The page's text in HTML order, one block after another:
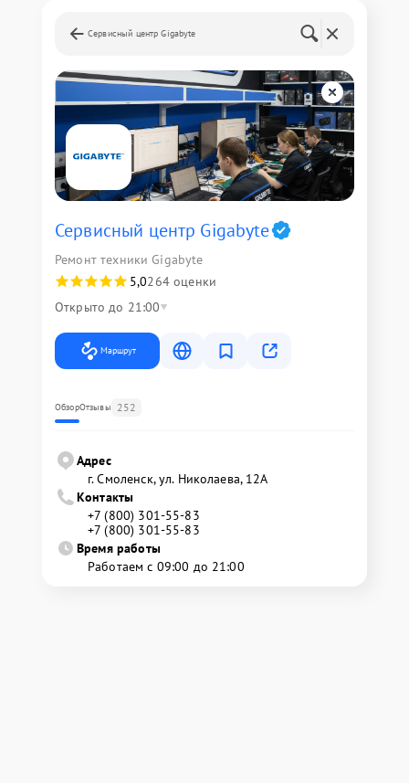
Сервисный центр Gigabyte
Сервисный центр Gigabyte
Ремонт техники Gigabyte
5,0264 оценки
Открыто до 21:00
Маршрут
ОбзорОтзывы 252
Адрес
г. Смоленск, ул. Николаева, 12А
Контакты
+7 (800) 301-55-83
+7 (800) 301-55-83
Время работы
Работаем с 09:00 до 21:00